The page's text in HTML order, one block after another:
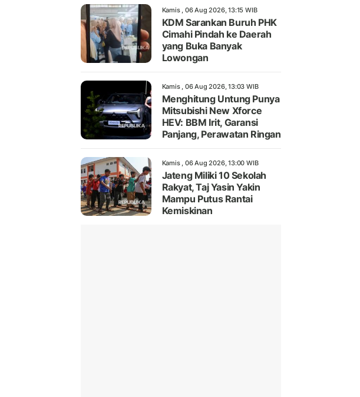
Kamis , 06 Aug 2026, 13:15 WIB
KDM Sarankan Buruh PHK
Cimahi Pindah ke Daerah
yang Buka Banyak
Lowongan
Kamis , 06 Aug 2026, 13:03 WIB
Menghitung Untung Punya
Mitsubishi New Xforce
HEV: BBM Irit, Garansi
Panjang, Perawatan Ringan
Kamis , 06 Aug 2026, 13:00 WIB
Jateng Miliki 10 Sekolah
Rakyat, Taj Yasin Yakin
Mampu Putus Rantai
Kemiskinan